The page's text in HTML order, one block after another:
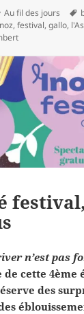
Catégories
Au fil des jours
,festival,gallo,
n’est pas
cette 4ème
des